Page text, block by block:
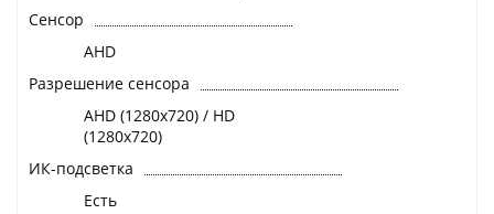
Сенсор
AHD
Разрешение сенсора
AHD (1280x720) / HD
(1280x720)
ИК-подсветка
Есть